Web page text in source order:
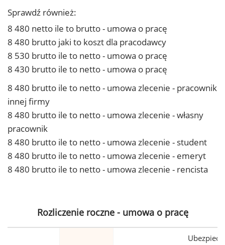
Sprawdź również:
8 480 netto ile to brutto - umowa o pracę
8 480 brutto jaki to koszt dla pracodawcy
8 530 brutto ile to netto - umowa o pracę
8 430 brutto ile to netto - umowa o pracę
8 480 brutto ile to netto - umowa zlecenie - pracownik
innej firmy
8 480 brutto ile to netto - umowa zlecenie - własny
pracownik
8 480 brutto ile to netto - umowa zlecenie - student
8 480 brutto ile to netto - umowa zlecenie - emeryt
8 480 brutto ile to netto - umowa zlecenie - rencista
Rozliczenie roczne - umowa o pracę